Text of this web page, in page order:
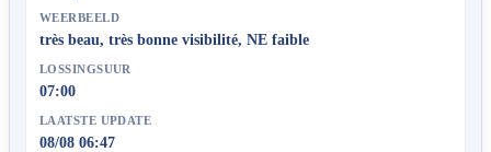
WEERBEELD
très beau, très bonne visibilité, NE faible
LOSSINGSUUR
07:00
LAATSTE UPDATE
08/08 06:47